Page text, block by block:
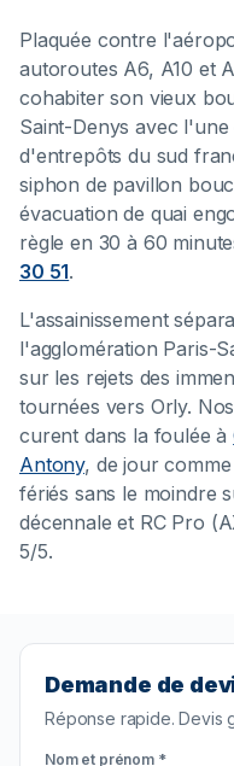
Plaquée contre
autoroutes A6, A10 et
cohabiter son vieux
Saint-Denys avec
d'entrepôts du sud
siphon de pavillon
évacuation de quai
règle en 30 à 60
30 51.
L'assainissement
l'agglomération Paris-
sur les rejets des
tournées vers Orly.
curent dans la foulée à
Antony, de jour
fériés sans le moindre
décennale et RC Pro
5/5.
Demande de
Réponse rapide. Devis
Nom et prénom *